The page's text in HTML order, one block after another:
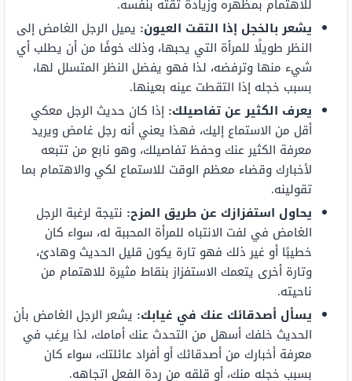
يشعر بالخجل إذا التقت العيون: يميل الرجل الغامض إلى
النظر طويلًا للمرأة التي يحبها، وذلك خوفًا من أن يطلب أي
شيء منها وترفضه، لذا فهو يفضل النظر المتسلل لها،
بسبب خجله إذا التقطت عينه بعينها.
يعرف الكثير عن تفاصيلك: إذا كان حديث الرجل معكي
أقل من الاستماع إليك، فهذا يعني أنه رجل غامض ويريد
معرفة الكثير عنك وحفظ تفاصيلك، وهو نابع من تتبعه
لأخبارك وقضاء معظم الوقت للاستماع لكي والاهتمام بما
تقولينه.
يحاول استفزازك عن طريق المزح: نتيجة لرغبة الرجل
الغامض في لفت الانتباه للمرأة المحببة له، سواء كان
خطيبًا أو غير ذلك فهو تارة يكون قليل الحديث وهادئ،
وتارة أخرى يتعمك الاستفزاز بنقاط مثيرة للاهتمام من
ناحيته.
يسأل أصدقائك عنك في غيابك: يشعر الرجل الغامض بأن
الحديث خلفك أسهل من التحدث عنك أمامك، لذا يرغب في
معرفة أخبارك من أصدقائك أو أفراد عائلتك، سواء كان
بسبب خجله منك، أو قلقه من ردة الفعل اتجاهه.